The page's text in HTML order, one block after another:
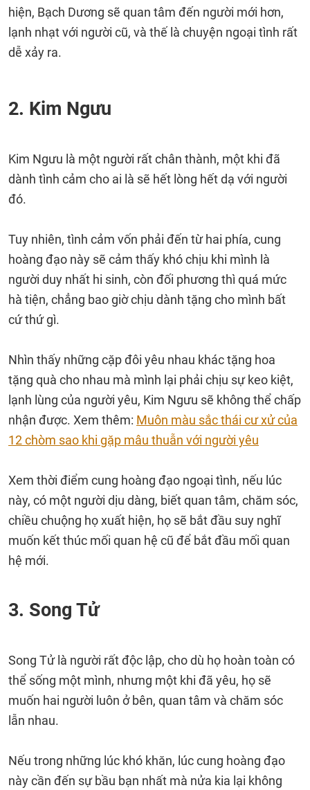
hiện, Bạch Dương sẽ quan tâm đến người mới hơn,
lạnh nhạt với người cũ, và thế là chuyện ngoại tình rất
dễ xảy ra.
2. Kim Ngưu
Kim Ngưu là một người rất chân thành, một khi đã
dành tình cảm cho ai là sẽ hết lòng hết dạ với người
đó.
Tuy nhiên, tình cảm vốn phải đến từ hai phía, cung
hoàng đạo này sẽ cảm thấy khó chịu khi mình là
người duy nhất hi sinh, còn đối phương thì quá mức
hà tiện, chẳng bao giờ chịu dành tặng cho mình bất
cứ thứ gì.
Nhìn thấy những cặp đôi yêu nhau khác tặng hoa
tặng quà cho nhau mà mình lại phải chịu sự keo kiệt,
lạnh lùng của người yêu, Kim Ngưu sẽ không thể chấp
nhận được. Xem thêm: Muôn màu sắc thái cư xử của
12 chòm sao khi gặp mâu thuẫn với người yêu
Xem thời điểm cung hoàng đạo ngoại tình, nếu lúc
này, có một người dịu dàng, biết quan tâm, chăm sóc,
chiều chuộng họ xuất hiện, họ sẽ bắt đầu suy nghĩ
muốn kết thúc mối quan hệ cũ để bắt đầu mối quan
hệ mới.
3. Song Tử
Song Tử là người rất độc lập, cho dù họ hoàn toàn có
thể sống một mình, nhưng một khi đã yêu, họ sẽ
muốn hai người luôn ở bên, quan tâm và chăm sóc
lẫn nhau.
Nếu trong những lúc khó khăn, lúc cung hoàng đạo
này cần đến sự bầu bạn nhất mà nửa kia lại không